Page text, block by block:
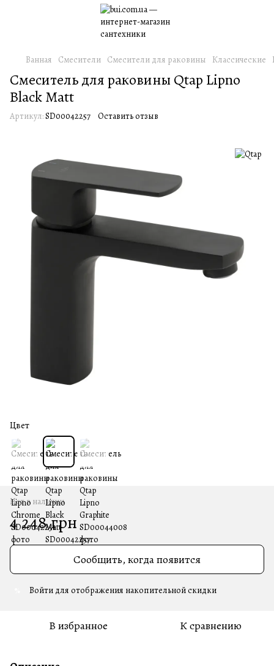
Ванная Смесители Смесители для раковины Классические
Смеситель для раковины Qtap Lipno
Black Matt
Артикул:SD00042257 Оставить отзыв
Цвет
Нет в наличии
4 248 грн
Сообщить, когда появится
Войти для отображения накопительной скидки
В избранное К сравнению